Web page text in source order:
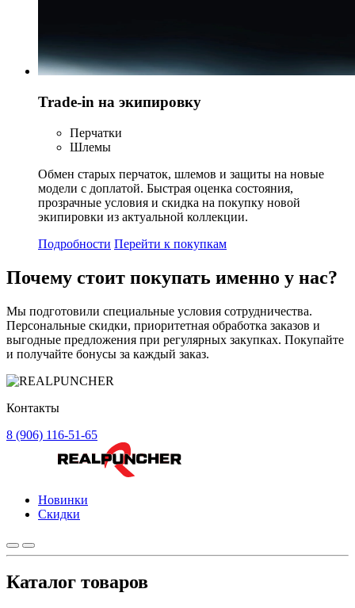
Trade-in на экипировку
Перчатки
Шлемы
Обмен старых перчаток, шлемов и защиты на новые
модели с доплатой. Быстрая оценка состояния,
прозрачные условия и скидка на покупку новой
экипировки из актуальной коллекции.
Подробности Перейти к покупкам
Почему стоит покупать именно у нас?
Мы подготовили специальные условия сотрудничества.
Персональные скидки, приоритетная обработка заказов и
выгодные предложения при регулярных закупках. Покупайте
и получайте бонусы за каждый заказ.
Контакты
8 (906) 116-51-65
Новинки
Скидки
Каталог товаров